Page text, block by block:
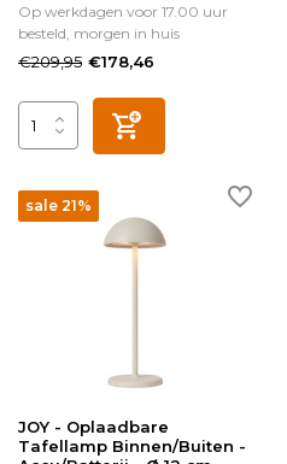
Op werkdagen voor 17.00 uur
besteld, morgen in huis
€209,95 €178,46
sale 21%
JOY - Oplaadbare
Tafellamp Binnen/Buiten -